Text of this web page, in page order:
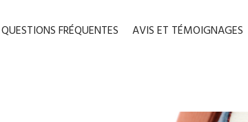
QUESTIONS FRÉQUENTES AVIS ET TÉMOIGNAGES